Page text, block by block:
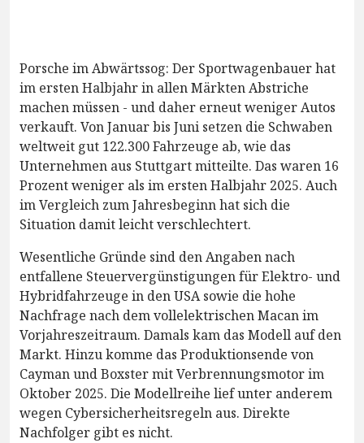
Porsche im Abwärtssog: Der Sportwagenbauer hat
im ersten Halbjahr in allen Märkten Abstriche
machen müssen - und daher erneut weniger Autos
verkauft. Von Januar bis Juni setzen die Schwaben
weltweit gut 122.300 Fahrzeuge ab, wie das
Unternehmen aus Stuttgart mitteilte. Das waren 16
Prozent weniger als im ersten Halbjahr 2025. Auch
im Vergleich zum Jahresbeginn hat sich die
Situation damit leicht verschlechtert.
Wesentliche Gründe sind den Angaben nach
entfallene Steuervergünstigungen für Elektro- und
Hybridfahrzeuge in den USA sowie die hohe
Nachfrage nach dem vollelektrischen Macan im
Vorjahreszeitraum. Damals kam das Modell auf den
Markt. Hinzu komme das Produktionsende von
Cayman und Boxster mit Verbrennungsmotor im
Oktober 2025. Die Modellreihe lief unter anderem
wegen Cybersicherheitsregeln aus. Direkte
Nachfolger gibt es nicht.